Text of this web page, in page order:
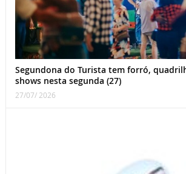
Segundona do Turista tem forró,
shows nesta segunda (27)
27/07/ 2026